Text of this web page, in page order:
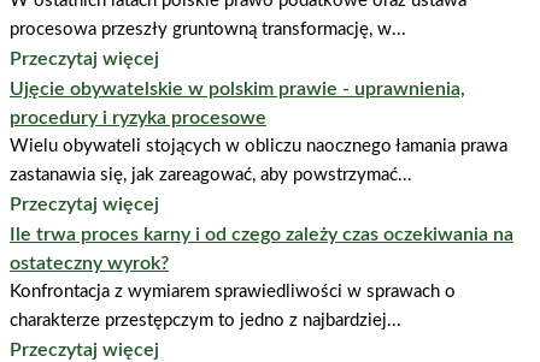
procesowa przeszły gruntowną transformację, w...
Przeczytaj więcej
Ujęcie obywatelskie w polskim prawie - uprawnienia,
procedury i ryzyka procesowe
Wielu obywateli stojących w obliczu naocznego łamania prawa
zastanawia się, jak zareagować, aby powstrzymać...
Przeczytaj więcej
Ile trwa proces karny i od czego zależy czas oczekiwania na
ostateczny wyrok?
Konfrontacja z wymiarem sprawiedliwości w sprawach o
charakterze przestępczym to jedno z najbardziej...
Przeczytaj więcej